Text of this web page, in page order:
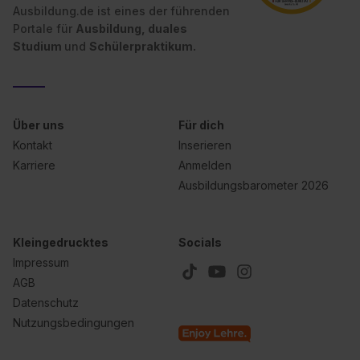
Wirkung für die Zukunft ganz oder teilweise über unsere
Datenschutzerklärung unter dem Punkt „Datenschutz-
Einstellungen“ widerrufen. Weitere Informationen zu den
zeigen“. Weitere Informationen:
Ausbildung.de ist eines der führenden
Portale für Ausbildung, duales
Studium und Schülerpraktikum.
Über uns
Kontakt
Karriere
Für dich
Inserieren
Anmelden
Ausbildungsbarometer 2026
Kleingedrucktes
Impressum
AGB
Datenschutz
Nutzungsbedingungen
Socials